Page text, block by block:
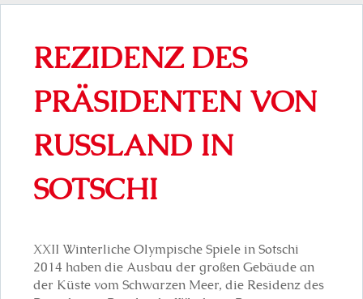
REZIDENZ DES
PRÄSIDENTEN VON
RUSSLAND IN
SOTSCHI
XXII Winterliche Olympische Spiele in Sotschi
2014 haben die Ausbau der großen Gebäude an
der Küste vom Schwarzen Meer, die Residenz des